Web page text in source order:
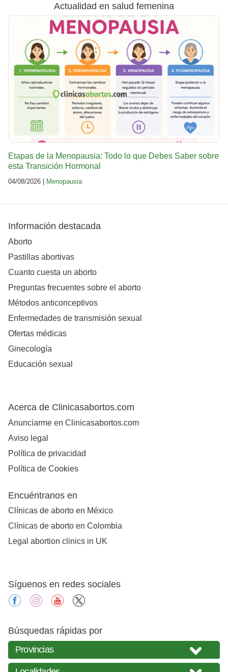
Actualidad en salud femenina
Etapas de la Menopausia: Todo lo que Debes Saber sobre
esta Transición Hormonal
04/08/2026 | Menopausia
Información destacada
Aborto
Pastillas abortivas
Cuanto cuesta un aborto
Preguntas frecuentes sobre el aborto
Métodos anticonceptivos
Enfermedades de transmisión sexual
Ofertas médicas
Ginecología
Educación sexual
Acerca de Clinicasabortos.com
Anunciarme en Clinicasabortos.com
Aviso legal
Política de privacidad
Política de Cookies
Encuéntranos en
Clínicas de aborto en México
Clínicas de aborto en Colombia
Legal abortion clinics in UK
Síguenos en redes sociales
facebookinstagramyoutube
Búsquedas rápidas por